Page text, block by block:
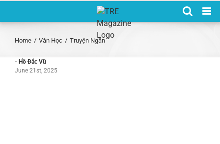
Home / Văn Học / Truyện Ngắn
- Hồ Đắc Vũ
June 21st, 2025